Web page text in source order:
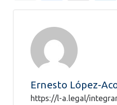
Ernesto López-
https://l-a.legal/